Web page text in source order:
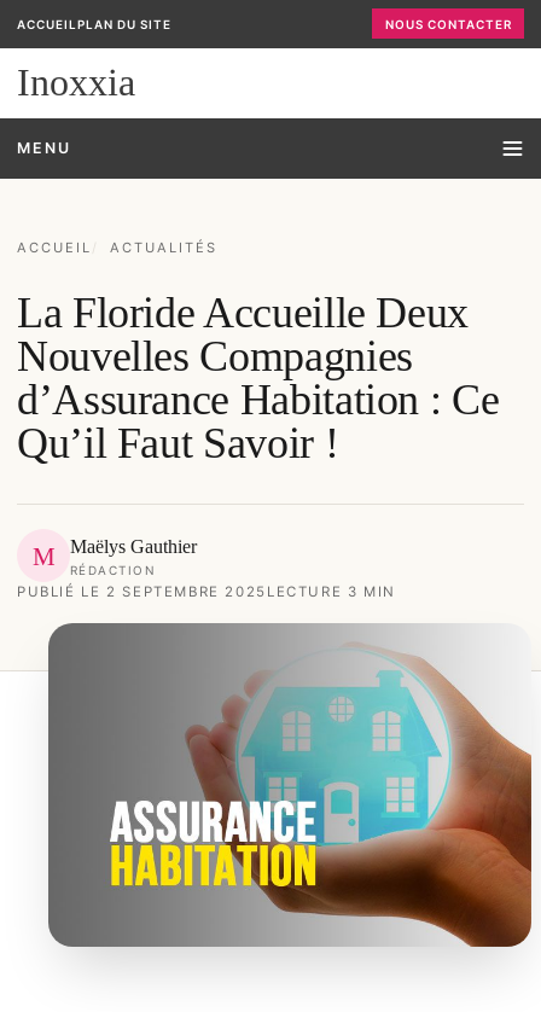
ACCUEIL PLAN DU SITE NOUS CONTACTER
Inoxxia
MENU
ACCUEIL ACTUALITÉS
La Floride Accueille Deux
Nouvelles Compagnies
d’Assurance Habitation : Ce
Qu’il Faut Savoir !
M Maëlys Gauthier
RÉDACTION
PUBLIÉ LE 2 SEPTEMBRE 2025 LECTURE 3 MIN